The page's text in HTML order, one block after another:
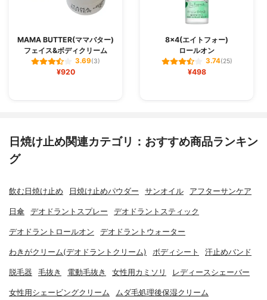
MAMA BUTTER(ママバター)
フェイス&ボディクリーム
3.69(3)
¥920
8×4(エイトフォー)
ロールオン
3.74(25)
¥498
日焼け止め関連カテゴリ：おすすめ商品ランキン
グ
飲む日焼け止め 日焼け止めパウダー サンオイル アフターサンケア
日傘 デオドラントスプレー デオドラントスティック
デオドラントロールオン デオドラントウォーター
わきがクリーム(デオドラントクリーム) ボディシート 汗止めバンド
脱毛器 毛抜き 電動毛抜き 女性用カミソリ レディースシェーバー
女性用シェービングクリーム ムダ毛処理後保湿クリーム